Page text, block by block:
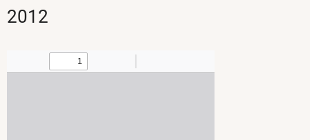
2012